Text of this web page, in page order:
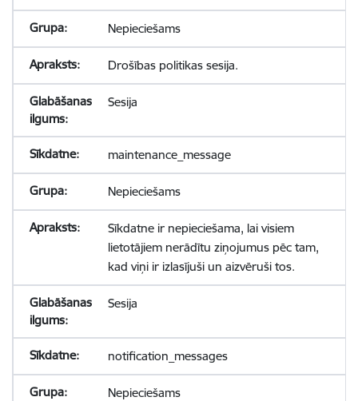
Nepieciešams
Drošības politikas sesija.
Sesija
maintenance_message
Nepieciešams
Sīkdatne ir nepieciešama, lai visiem
lietotājiem nerādītu ziņojumus pēc tam,
kad viņi ir izlasījuši un aizvēruši tos.
Sesija
notification_messages
Nepieciešams